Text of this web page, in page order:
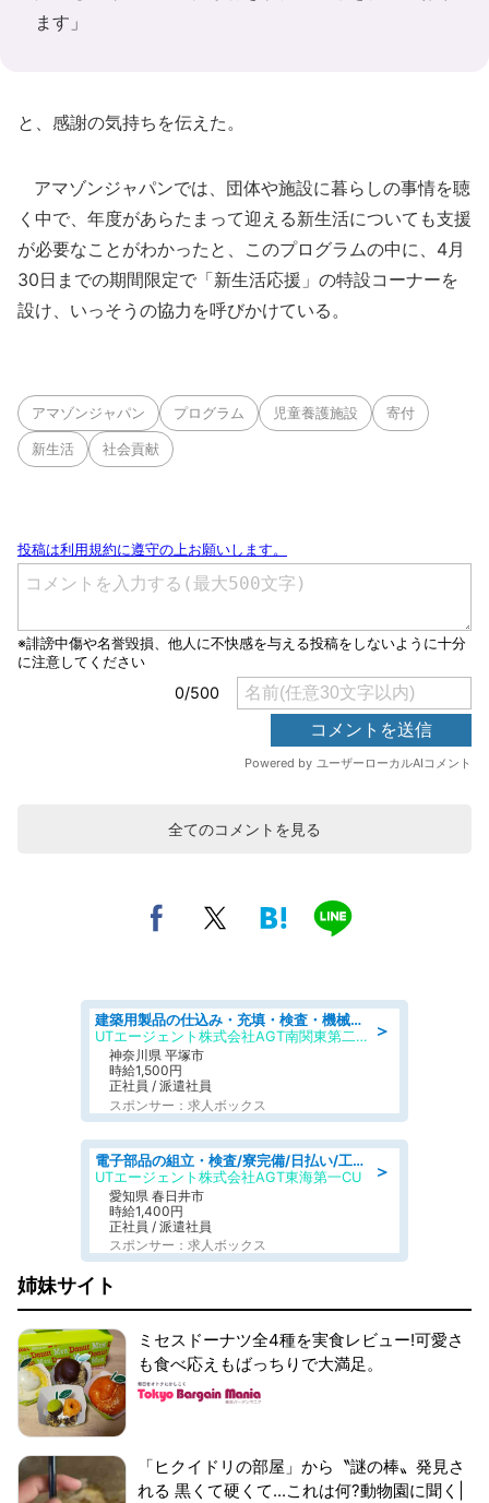
ます」
と、感謝の気持ちを伝えた。
アマゾンジャパンでは、団体や施設に暮らしの事情を聴
く中で、年度があらたまって迎える新生活についても支援
が必要なことがわかったと、このプログラムの中に、4月
30日までの期間限定で「新生活応援」の特設コーナーを
設け、いっそうの協力を呼びかけている。
アマゾンジャパン プログラム 児童養護施設 寄付
新生活 社会貢献
全てのコメントを見る
＞
建築用製品の仕込み・充填・検査・機械操作/寮完備/日払い/工場・製造
UTエージェント株式会社AGT南関東第二CU
神奈川県 平塚市
時給1,500円
正社員 / 派遣社員
スポンサー：求人ボックス
＞
電子部品の組立・検査/寮完備/日払い/工場・製造
UTエージェント株式会社AGT東海第一CU
愛知県 春日井市
時給1,400円
正社員 / 派遣社員
スポンサー：求人ボックス
姉妹サイト
ミセスドーナツ全4種を実食レビュー!可愛さ
も食べ応えもばっちりで大満足。
「ヒクイドリの部屋」から〝謎の棒〟発見さ
れる 黒くて硬くて...これは何?動物園に聞く|